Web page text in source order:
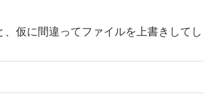
仮に間違ってファイルを上書きして